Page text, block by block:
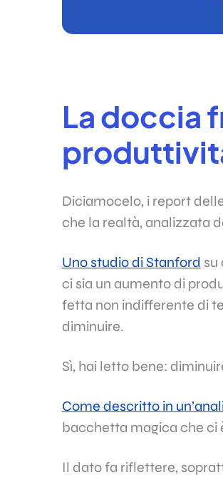
La doccia
Diciamocelo, i report
che la realtà, analizzata
Uno studio di Stanford su
ci sia un aumento di
fetta non indifferente di
diminuire.
Sì, hai letto bene:
Come descritto in
bacchetta magica che ci
Il dato fa riflettere,